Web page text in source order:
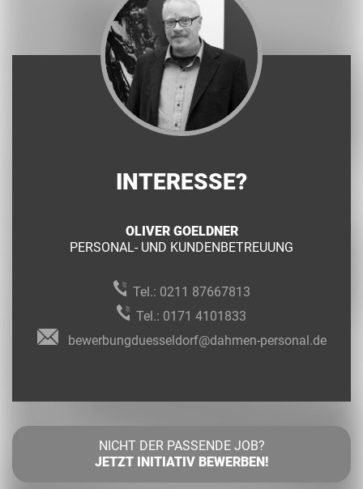
INTERESSE?
OLIVER GOELDNER
PERSONAL- UND KUNDENBETREUUNG
Tel.: 0211 87667813
Tel.: 0171 4101833
bewerbungduesseldorf@dahmen-personal.de
NICHT DER PASSENDE JOB?
JETZT INITIATIV BEWERBEN!